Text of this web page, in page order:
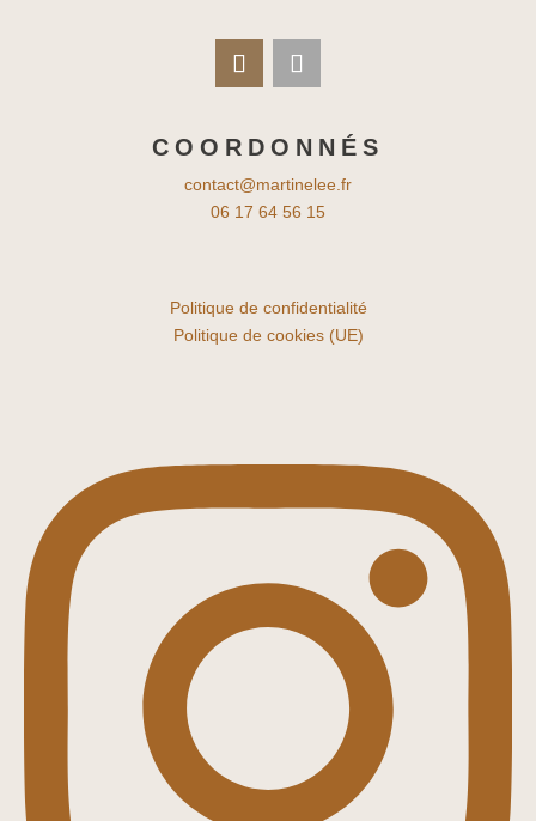
COORDONNÉS
contact@martinelee.fr
06 17 64 56 15
Politique de confidentialité
Politique de cookies (UE)